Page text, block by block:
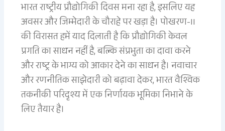
भारत राष्ट्रीय प्रौद्योगिकी दिवस मना रहा है, इसलिए यह
अवसर और जिम्मेदारी के चौराहे पर खड़ा है। पोखरण-II
की विरासत हमें याद दिलाती है कि प्रौद्योगिकी केवल
प्रगति का साधन नहीं है, बल्कि संप्रभुता का दावा करने
और राष्ट्र के भाग्य को आकार देने का साधन है। नवाचार
और रणनीतिक साझेदारी को बढ़ावा देकर, भारत वैश्विक
तकनीकी परिदृश्य में एक निर्णायक भूमिका निभाने के
लिए तैयार है।